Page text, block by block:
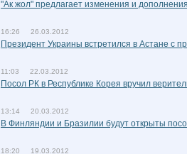
"Ак жол" предлагает изменения и
16:26 26.03.2012
Президент Украины встретился в Астане с
11:03 22.03.2012
Посол РК в Республике Корея вручил
13:14 20.03.2012
В Финляндии и Бразилии будут открыты
18:20 19.03.2012